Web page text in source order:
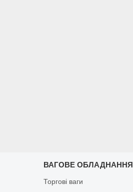
ВАГОВЕ ОБЛАДНАННЯ
Торгові ваги